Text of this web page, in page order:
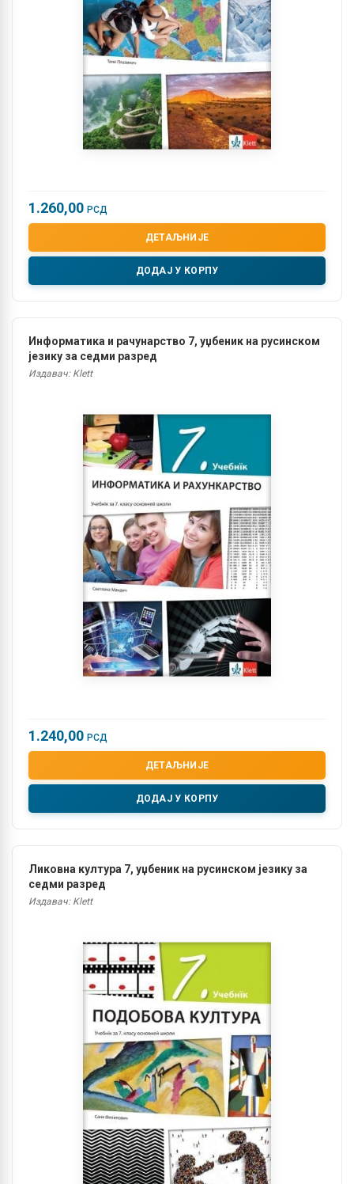
1.260,00 РСД
ДЕТАЉНИЈЕ
ДОДАЈ У КОРПУ
Информатика и рачунарство 7, уџбеник на русинском
језику за седми разред
Издавач: Klett
1.240,00 РСД
ДЕТАЉНИЈЕ
ДОДАЈ У КОРПУ
Ликовна култура 7, уџбеник на русинском језику за
седми разред
Издавач: Klett